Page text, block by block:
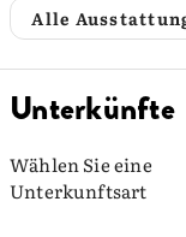
Alle
Unterkünfte
Wählen Sie eine
Unterkunftsart